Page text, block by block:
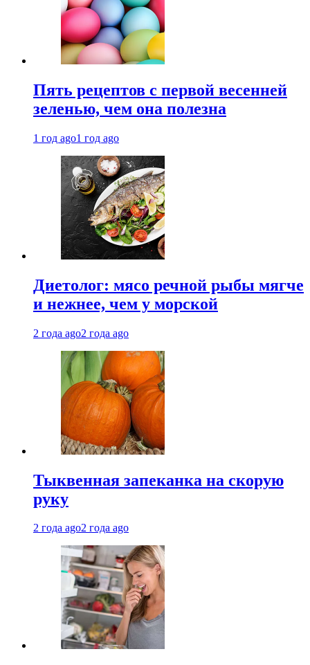
Пять рецептов с первой весенней
зеленью, чем она полезна
1 год ago1 год ago
Диетолог: мясо речной рыбы мягче
и нежнее, чем у морской
2 года ago2 года ago
Тыквенная запеканка на скорую
руку
2 года ago2 года ago